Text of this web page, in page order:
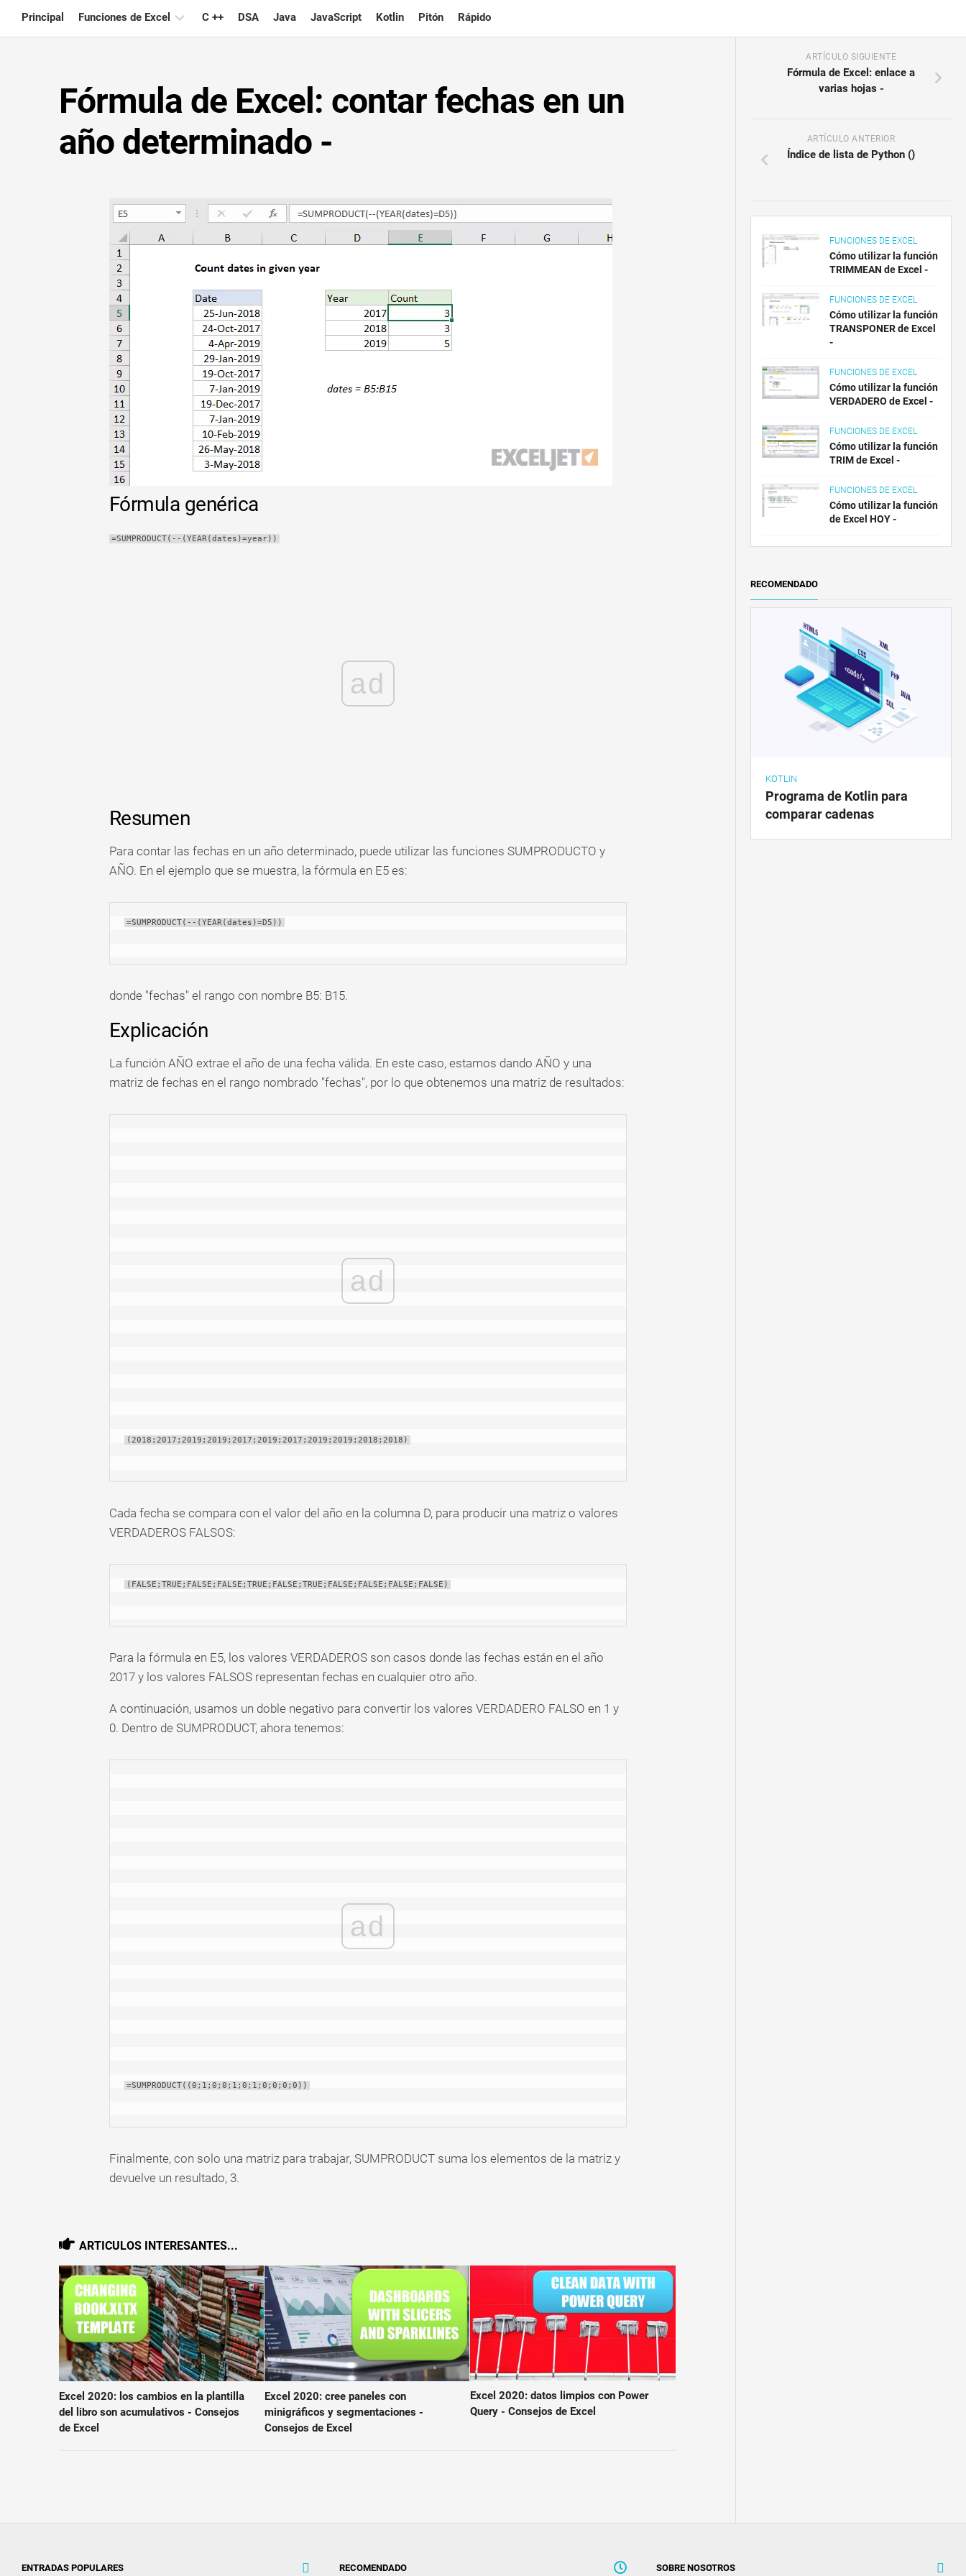
content
Principal Funciones de Excel
Consejos
de
Fórmula
Atajos
teclado
Lecciones
Noticias
Tabla
dinámica
TechTV
C ++ DSA Java JavaScript Kotlin Pitón Rápido
Fórmula de Excel: contar fechas en un
año determinado -
Fórmula genérica
=SUMPRODUCT(--(YEAR(dates)=year))
ad
Resumen
Para contar las fechas en un año determinado, puede utilizar las funciones SUMPRODUCTO y
AÑO. En el ejemplo que se muestra, la fórmula en E5 es:
=SUMPRODUCT(--(YEAR(dates)=D5))
donde "fechas" el rango con nombre B5: B15.
Explicación
La función AÑO extrae el año de una fecha válida. En este caso, estamos dando AÑO y una
matriz de fechas en el rango nombrado "fechas", por lo que obtenemos una matriz de resultados:
ad
(2018;2017;2019;2019;2017;2019;2017;2019;2019;2018;2018)
Cada fecha se compara con el valor del año en la columna D, para producir una matriz o valores
VERDADEROS FALSOS:
(FALSE;TRUE;FALSE;FALSE;TRUE;FALSE;TRUE;FALSE;FALSE;FALSE;FALSE)
Para la fórmula en E5, los valores VERDADEROS son casos donde las fechas están en el año
2017 y los valores FALSOS representan fechas en cualquier otro año.
A continuación, usamos un doble negativo para convertir los valores VERDADERO FALSO en 1 y
0. Dentro de SUMPRODUCT, ahora tenemos:
ad
=SUMPRODUCT((0;1;0;0;1;0;1;0;0;0;0))
Finalmente, con solo una matriz para trabajar, SUMPRODUCT suma los elementos de la matriz y
devuelve un resultado, 3.
ARTICULOS INTERESANTES...
Excel 2020: los cambios en la plantilla
del libro son acumulativos - Consejos
de Excel
Excel 2020: cree paneles con
minigráficos y segmentaciones -
Consejos de Excel
Excel 2020: datos limpios con Power
Query - Consejos de Excel
ARTÍCULO SIGUIENTE
Fórmula de Excel: enlace a
varias hojas -
ARTÍCULO ANTERIOR
Índice de lista de Python ()
FUNCIONES DE EXCEL
Cómo utilizar la función
TRIMMEAN de Excel -
FUNCIONES DE EXCEL
Cómo utilizar la función
TRANSPONER de Excel
-
FUNCIONES DE EXCEL
Cómo utilizar la función
VERDADERO de Excel -
FUNCIONES DE EXCEL
Cómo utilizar la función
TRIM de Excel -
FUNCIONES DE EXCEL
Cómo utilizar la función
de Excel HOY -
RECOMENDADO
KOTLIN
Programa de Kotlin para
comparar cadenas
ENTRADAS POPULARES RECOMENDADO SOBRE NOSOTROS